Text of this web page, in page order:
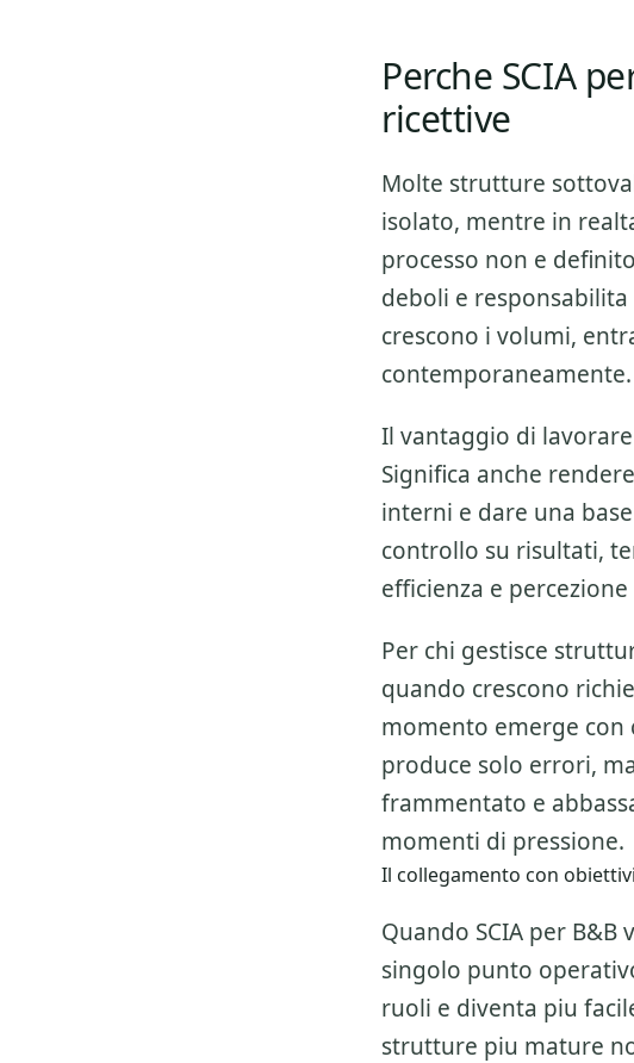
Perche SCIA
ricettive
Molte strutture
isolato, mentre in
processo non e
deboli e
crescono i volumi,
contemporaneamente.
Il vantaggio di
Significa anche
interni e dare una
controllo su risultati,
efficienza e
Per chi gestisce
quando crescono
momento emerge con
produce solo errori,
frammentato e
momenti di pressione.
Il collegamento con
Quando SCIA per
singolo punto
ruoli e diventa piu
strutture piu mature